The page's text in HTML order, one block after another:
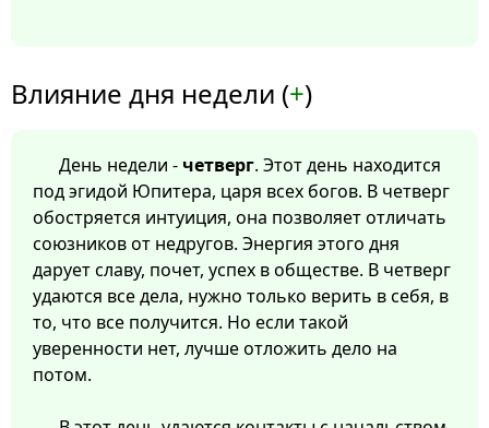
Влияние дня недели (+)
День недели - четверг. Этот день находится
под эгидой Юпитера, царя всех богов. В четверг
обостряется интуиция, она позволяет отличать
союзников от недругов. Энергия этого дня
дарует славу, почет, успех в обществе. В четверг
удаются все дела, нужно только верить в себя, в
то, что все получится. Но если такой
уверенности нет, лучше отложить дело на
потом.